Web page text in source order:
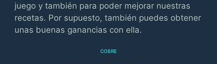
juego y también para poder mejorar nuestras
recetas. Por supuesto, también puedes obtener
unas buenas ganancias con ella.
COBRE